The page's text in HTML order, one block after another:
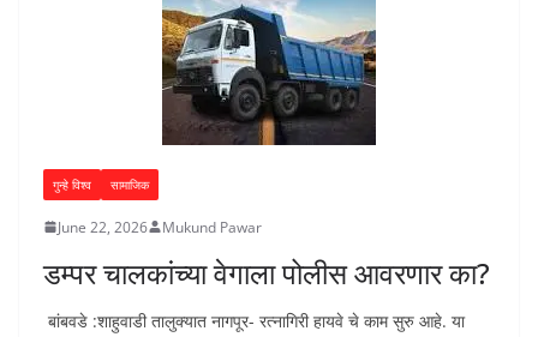
गुन्हे विश्व सामाजिक
June 22, 2026 Mukund Pawar
डम्पर चालकांच्या वेगाला पोलीस आवरणार का?
बांबवडे :शाहुवाडी तालुक्यात नागपूर- रत्नागिरी हायवे चे काम सुरु आहे. या